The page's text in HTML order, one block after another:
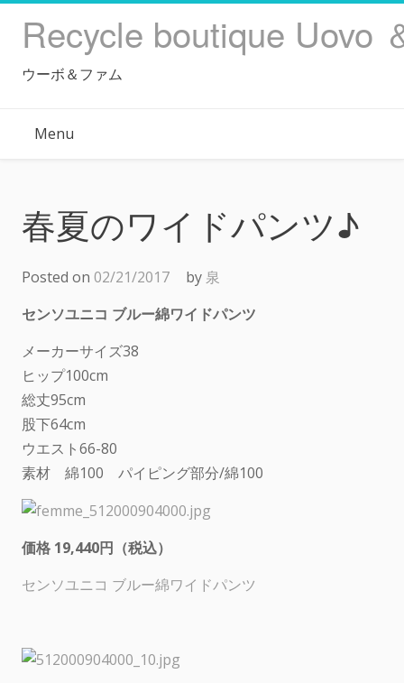
Recycle boutique Uovo
ウーボ＆ファム
Menu
春夏のワイドパンツ♪
Posted on 02/21/2017 by 泉
センソユニコ ブルー綿ワイドパンツ
メーカーサイズ38
ヒップ100cm
総丈95cm
股下64cm
ウエスト66-80
素材 綿100 パイピング部分/綿100
価格 19,440円（税込）
センソユニコ ブルー綿ワイドパンツ